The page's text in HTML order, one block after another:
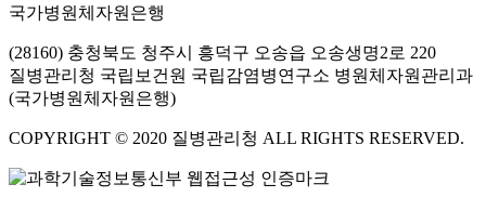
국가병원체자원은행
(28160) 충청북도 청주시 흥덕구 오송읍 오송생명2로 220
질병관리청 국립보건원 국립감염병연구소 병원체자원관리과
(국가병원체자원은행)
COPYRIGHT © 2020 질병관리청 ALL RIGHTS RESERVED.